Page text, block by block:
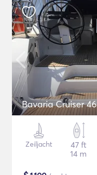
Bavaria Cruiser 46
Zeiljacht
47 ft
14 m